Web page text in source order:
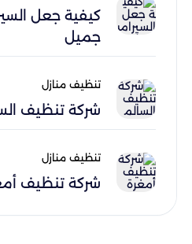
كيفية جعل
جميل
تنظيف منازل
شركة تنظيف
تنظيف منازل
شركة تنظيف